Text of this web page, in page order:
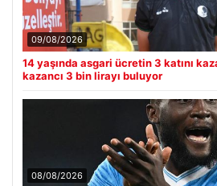
09/08/2026
14 yaşında asgari ücretin 3 katını
kazancı 3 bin lirayı buluyor
08/08/2026